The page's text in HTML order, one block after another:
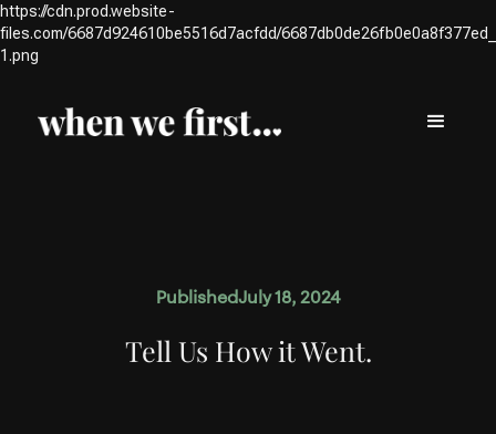
https://cdn.prod.website-
files.com/6687d924610be5516d7acfdd/
1.png
PublishedJuly 18, 2024
Tell Us How it Went.